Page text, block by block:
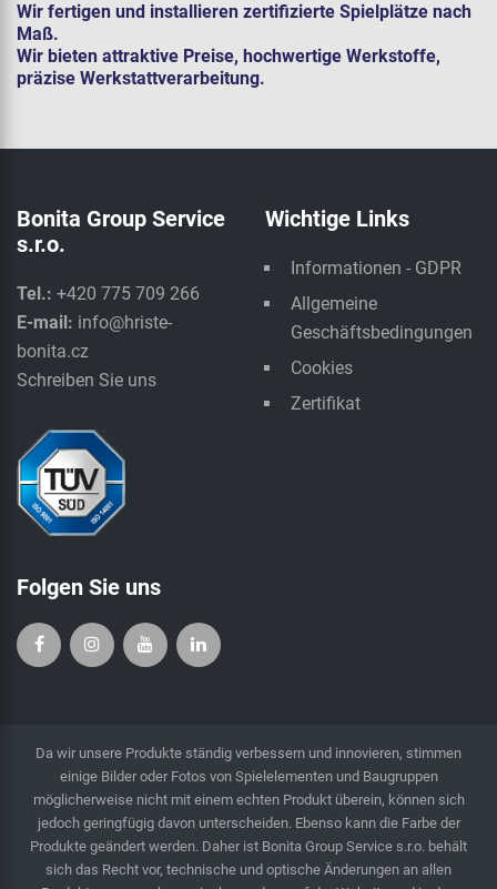
Wir fertigen und installieren zertifizierte Spielplätze nach
Maß.
Wir bieten attraktive Preise, hochwertige Werkstoffe,
präzise Werkstattverarbeitung.
Bonita Group Service
s.r.o.
Tel.: +420 775 709 266
E-mail: info@hriste-
bonita.cz
Schreiben Sie uns
Wichtige Links
Informationen - GDPR
Allgemeine
Geschäftsbedingungen
Cookies
Zertifikat
Folgen Sie uns
Da wir unsere Produkte ständig verbessern und innovieren, stimmen
einige Bilder oder Fotos von Spielelementen und Baugruppen
möglicherweise nicht mit einem echten Produkt überein, können sich
jedoch geringfügig davon unterscheiden. Ebenso kann die Farbe der
Produkte geändert werden. Daher ist Bonita Group Service s.r.o. behält
sich das Recht vor, technische und optische Änderungen an allen